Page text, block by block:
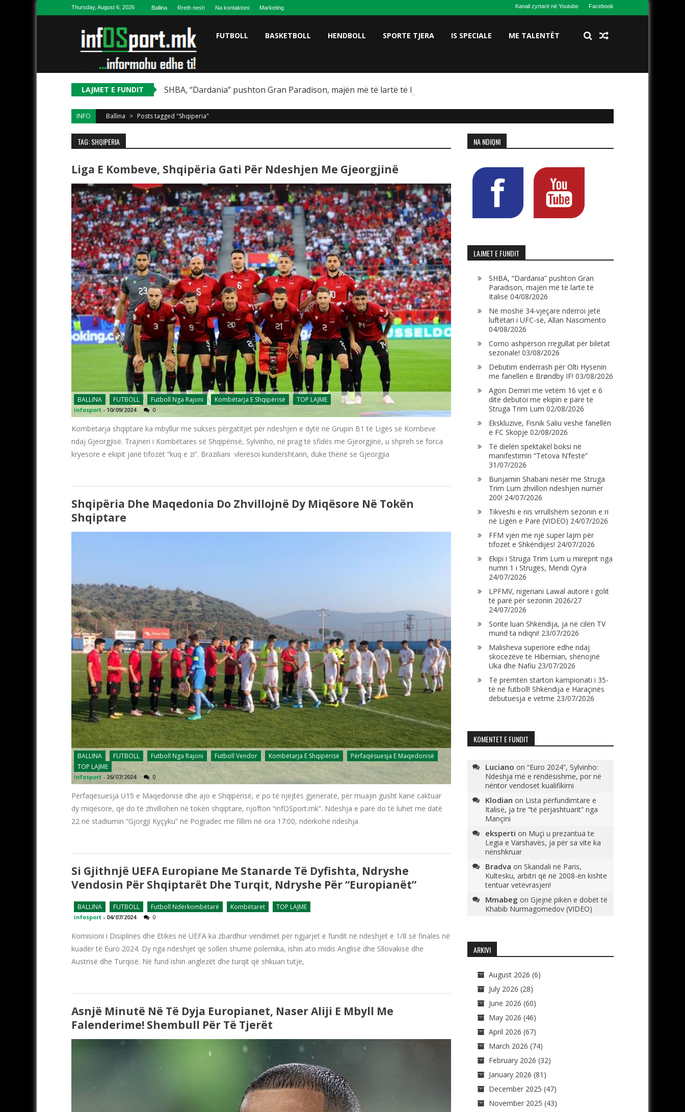
Skip to contentThursday, August 6, 2026 Ballina Rreth nesh Na kontaktoni Marketing Kanali zyrtarë në Youtube Facebook
FUTBOLL BASKETBOLL HENDBOLL SPORTE TJERA IS SPECIALE ME TALENTËT
LAJMET E FUNDIT SHBA, “Dardania” pushton Gran Paradison, majën më të lartë të Italisë
INFO Ballina > Posts tagged "Shqiperia"
TAG: SHQIPERIA
Liga E Kombeve, Shqipëria Gati Për Ndeshjen Me Gjeorgjinë
BALLINA FUTBOLL Futboll Nga Rajoni Kombëtarja E Shqipërisë TOP LAJME
infosport - 10/09/2024 0
Kombëtarja shqiptare ka mbyllur me sukses përgatitjet për ndeshjen e dytë në Grupin B1 të Ligës së Kombeve
ndaj Gjeorgjisë. Trajneri i Kombëtares së Shqipërisë, Sylvinho, në prag të sfidës me Gjeorgjinë, u shpreh se forca
kryesore e ekipit janë tifozët “kuq e zi”. Braziliani vlerësoi kundërshtarin, duke thënë se Gjeorgjia
Shqipëria Dhe Maqedonia Do Zhvillojnë Dy Miqësore Në Tokën
Shqiptare
BALLINA FUTBOLL Futboll Nga Rajoni Futboll Vendor Kombëtarja E Shqipërisë
Përfaqësuesja E Maqedonisë
TOP LAJME
infosport - 26/07/2024 0
Përfaqësuesja U15 e Maqedonisë dhe ajo e Shqipërisë, e po të njëjtës gjeneratë, për muajin gusht kanë caktuar
dy miqësore, që do të zhvillohen në tokën shqiptare, njofton “infOSport.mk”. Ndeshja e parë do të luhet me datë
22 në stadiumin “Gjorgji Kyçyku” në Pogradec me fillim në ora 17:00, ndërkohë ndeshja
Si Gjithnjë UEFA Europiane Me Stanarde Të Dyfishta, Ndryshe
Vendosin Për Shqiptarët Dhe Turqit, Ndryshe Për “europianët”
BALLINA FUTBOLL Futboll Ndërkombëtarë Kombëtaret TOP LAJME
infosport - 04/07/2024 0
Komisioni i Disiplinës dhe Etikës në UEFA ka zbardhur vendimet për ngjarjet e fundit në ndeshjet e 1/8 së finales në
kuadër të Euro 2024. Dy nga ndeshjet që sollën shumë polemika, ishin ato midis Anglisë dhe Sllovakisë dhe
Austrisë dhe Turqisë. Në fund ishin anglezët dhe turqit që shkuan tutje,
Asnjë Minutë Në Të Dyja Europianet, Naser Aliji E Mbyll Me
Falenderime! Shembull Për Të Tjerët
NA NDIQNI
LAJMET E FUNDIT
SHBA, “Dardania” pushton Gran
Paradison, majën më të lartë të
Italisë 04/08/2026
Në moshë 34-vjeçare ndërroi jetë
luftëtari i UFC-së, Allan Nascimento
04/08/2026
Como ashpërson rregullat për biletat
sezonale! 03/08/2026
Debutim ëndërrash për Olti Hysenin
me fanellën e Brøndby IF! 03/08/2026
Agon Demiri me vetëm 16 vjet e 6
ditë debutoi me ekipin e parë të
Struga Trim Lum 02/08/2026
Ekskluzive, Fisnik Saliu veshë fanellën
e FC Skopje 02/08/2026
Të dielën spektakël boksi në
manifestimin “Tetova N’festë”
31/07/2026
Bunjamin Shabani nesër me Struga
Trim Lum zhvillon ndeshjen numër
200! 24/07/2026
Tikveshi e nis vrrullshëm sezonin e ri
në Ligën e Parë (VIDEO) 24/07/2026
FFM vjen me një super lajm për
tifozët e Shkëndijës! 24/07/2026
Ekipi i Struga Trim Lum u mirëprit nga
numri 1 i Strugës, Mendi Qyra
24/07/2026
LPFMV, nigeriani Lawal autorë i golit
të parë për sezonin 2026/27
24/07/2026
Sonte luan Shkëndija, ja në cilën TV
mund ta ndiqni! 23/07/2026
Malisheva superiore edhe ndaj
skocezëve të Hibernian, shënojnë
Uka dhe Nafiu 23/07/2026
Të premtën starton kampionati i 35-
të në futboll! Shkëndija e Haraçinës
debutuesja e vetme 23/07/2026
KOMENTET E FUNDIT
Luciano on “Euro 2024”, Sylvinho:
Ndeshja më e rëndësishme, por në
nëntor vendoset kualifikimi
Klodian on Lista përfundimtare e
Italisë, ja tre “të përjashtuarit” nga
Mançini
eksperti on Muçi u prezantua te
Legia e Varshavës, ja për sa vite ka
nënshkruar
Bradva on Skandali në Paris,
Kultesku, arbitri që në 2008-ën kishte
tentuar vetëvrasjen!
Mmabeg on Gjejnë pikën e dobët të
Khabib Nurmagomedov (VIDEO)
ARKIVI
August 2026 (6)
July 2026 (28)
June 2026 (60)
May 2026 (46)
April 2026 (67)
March 2026 (74)
February 2026 (32)
January 2026 (81)
December 2025 (47)
November 2025 (43)